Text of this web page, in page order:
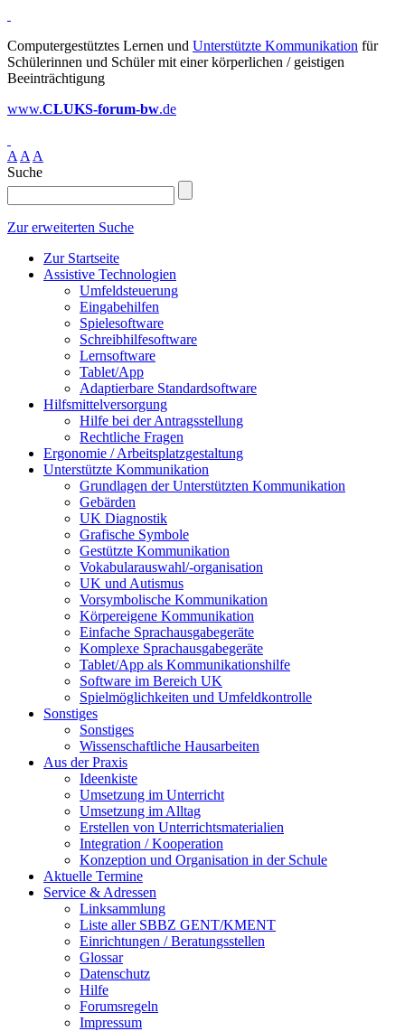
Computergestütztes Lernen und Unterstützte Kommunikation für
Schülerinnen und Schüler mit einer körperlichen / geistigen
Beeinträchtigung
www.CLUKS-forum-bw.de
A A A
Suche
Zur erweiterten Suche
Zur Startseite
Assistive Technologien
Umfeldsteuerung
Eingabehilfen
Spielesoftware
Schreibhilfesoftware
Lernsoftware
Tablet/App
Adaptierbare Standardsoftware
Hilfsmittelversorgung
Hilfe bei der Antragsstellung
Rechtliche Fragen
Ergonomie / Arbeitsplatzgestaltung
Unterstützte Kommunikation
Grundlagen der Unterstützten Kommunikation
Gebärden
UK Diagnostik
Grafische Symbole
Gestützte Kommunikation
Vokabularauswahl/-organisation
UK und Autismus
Vorsymbolische Kommunikation
Körpereigene Kommunikation
Einfache Sprachausgabegeräte
Komplexe Sprachausgabegeräte
Tablet/App als Kommunikationshilfe
Software im Bereich UK
Spielmöglichkeiten und Umfeldkontrolle
Sonstiges
Sonstiges
Wissenschaftliche Hausarbeiten
Aus der Praxis
Ideenkiste
Umsetzung im Unterricht
Umsetzung im Alltag
Erstellen von Unterrichtsmaterialien
Integration / Kooperation
Konzeption und Organisation in der Schule
Aktuelle Termine
Service & Adressen
Linksammlung
Liste aller SBBZ GENT/KMENT
Einrichtungen / Beratungsstellen
Glossar
Datenschutz
Hilfe
Forumsregeln
Impressum